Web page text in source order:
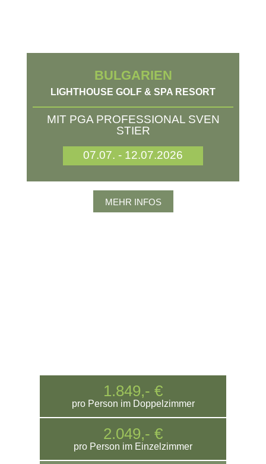
BULGARIEN
LIGHTHOUSE GOLF & SPA RESORT
MIT PGA PROFESSIONAL SVEN
STIER
07.07. - 12.07.2026
MEHR INFOS
1.849,- €
pro Person im Doppelzimmer
2.049,- €
pro Person im Einzelzimmer